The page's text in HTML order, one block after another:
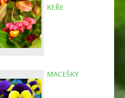
KEŘE
MACEŠKY